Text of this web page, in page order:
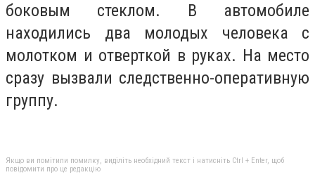
боковым стеклом. В автомобиле
находились два молодых человека с
молотком и отверткой в руках. На место
сразу вызвали следственно-оперативную
группу.
Якщо ви помітили помилку, виділіть необхідний текст і натисніть Ctrl + Enter, щоб
повідомити про це редакцію